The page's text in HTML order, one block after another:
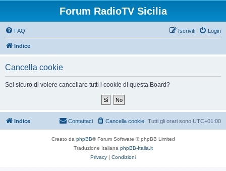
Forum RadioTV Sicilia
FAQ Login
Iscriviti
Indice
Cancella cookie
Sei sicuro di volere cancellare tutti i cookie di questa Board?
Indice Tutti gli orari sono UTC+01:00
Cancella cookie
Contattaci
Creato da phpBB® Forum Software © phpBB Limited
Traduzione Italiana phpBB-Italia.it
Privacy | Condizioni